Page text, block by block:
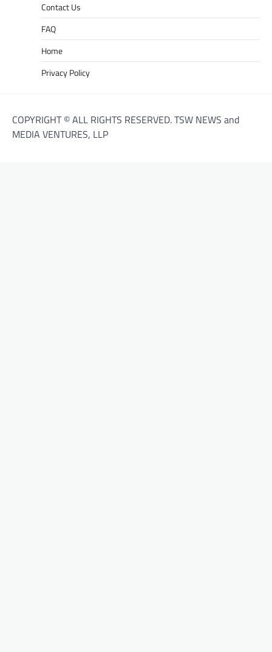
Contact Us
FAQ
Home
Privacy Policy
COPYRIGHT © ALL RIGHTS RESERVED. TSW NEWS and
MEDIA VENTURES, LLP